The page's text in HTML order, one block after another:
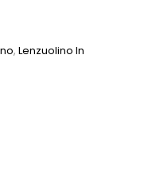
,Lenzuolino In